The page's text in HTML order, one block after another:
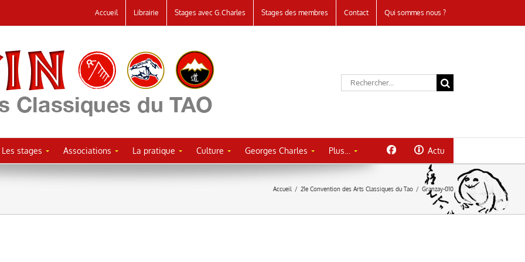
Accueil Librairie Stages avec G.Charles Stages des membres Contact Qui sommes nous ?
Rechercher:
Les stages Associations La pratique Culture Georges Charles Plus… Actu
Accueil / 21e Convention des Arts Classiques du Tao / Granzay-010